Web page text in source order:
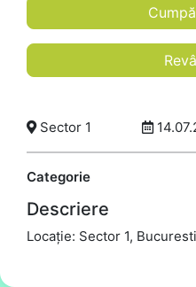
Sector 1
Categorie
Descriere
Locație: Sector 1, Bucuresti